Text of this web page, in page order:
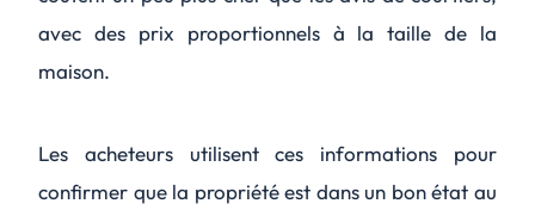
avec des prix proportionnels à la taille de la
maison.
Les acheteurs utilisent ces informations pour
confirmer que la propriété est dans un bon état au